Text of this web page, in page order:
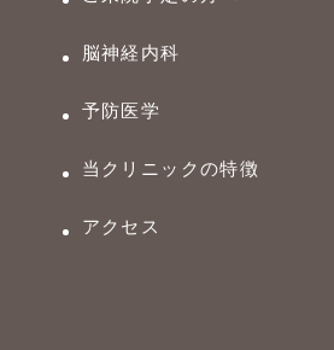
脳神経内科
予防医学
当クリニックの特徴
アクセス